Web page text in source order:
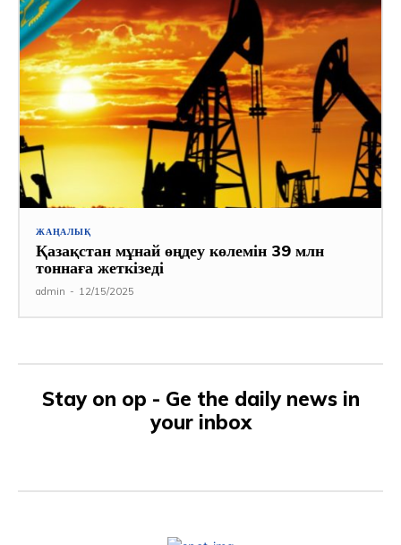
ЖАҢАЛЫҚ
Қазақстан мұнай өңдеу көлемін 39 млн
тоннаға жеткізеді
admin - 12/15/2025
Stay on op - Ge the daily news in
your inbox